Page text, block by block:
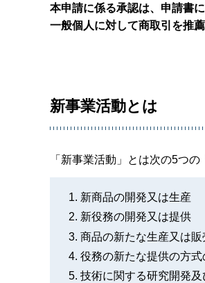
本申請に係る承認は、申請書
一般個人に対して商取引を推
新事業活動とは
「新事業活動」とは次の5つ
新商品の開発又は生産
新役務の開発又は提供
商品の新たな生産又は販
役務の新たな提供の方式
技術に関する研究開発